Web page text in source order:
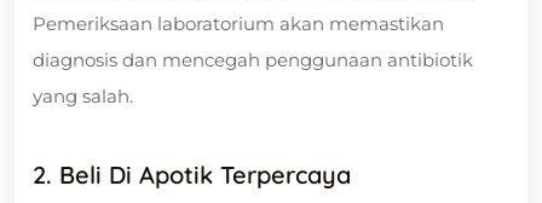
Pemeriksaan laboratorium akan memastikan
diagnosis dan mencegah penggunaan antibiotik
yang salah.
2. Beli Di Apotik Terpercaya